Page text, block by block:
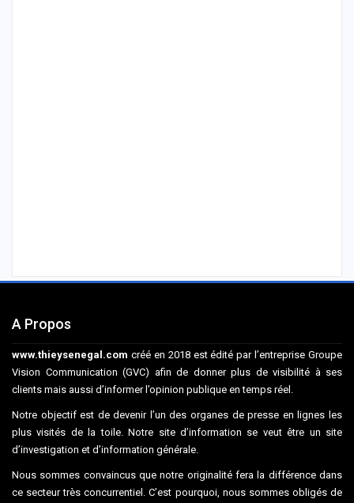
A Propos
www.thieysenegal.com créé en 2018 est édité par l’entreprise Groupe
Vision Communication (GVC) afin de donner plus de visibilité à ses
clients mais aussi d’informer l’opinion publique en temps réel.
Notre objectif est de devenir l’un des organes de presse en lignes les
plus visités de la toile. Notre site d’information se veut être un site
d’investigation et d’information générale.
Nous sommes convaincus que notre originalité fera la différence dans
ce secteur très concurrentiel. C’est pourquoi, nous sommes obligés de